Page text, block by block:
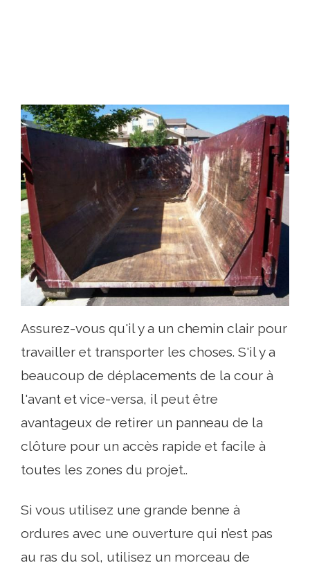
Assurez-vous qu'il y a un chemin clair pour
travailler et transporter les choses. S'il y a
beaucoup de déplacements de la cour à
l'avant et vice-versa, il peut être
avantageux de retirer un panneau de la
clôture pour un accès rapide et facile à
toutes les zones du projet..
Si vous utilisez une grande benne à
ordures avec une ouverture qui n’est pas
au ras du sol, utilisez un morceau de